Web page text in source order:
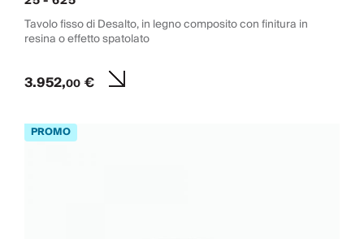
Tavolo fisso di Desalto, in legno composito con finitura in
resina o effetto spatolato
3.952,00€